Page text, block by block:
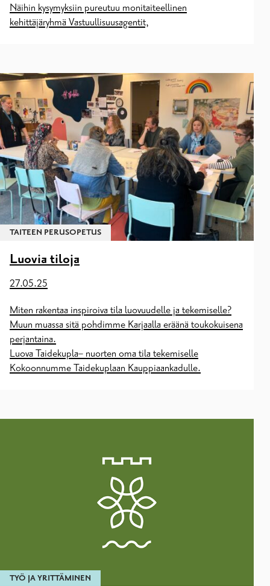
Näihin kysymyksiin pureutuu monitaiteellinen
kehittäjäryhmä Vastuullisuusagentit,
TAITEEN PERUSOPETUS
Luovia tiloja
27.05.25
Miten rakentaa inspiroiva tila luovuudelle ja tekemiselle?
Muun muassa sitä pohdimme Karjaalla eräänä toukokuisena
perjantaina.
Luova Taidekupla– nuorten oma tila tekemiselle
Kokoonnumme Taidekuplaan Kauppiaankadulle.
TYÖ JA YRITTÄMINEN